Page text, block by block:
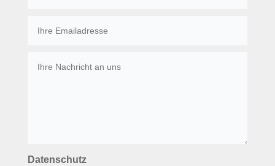
Datenschutz